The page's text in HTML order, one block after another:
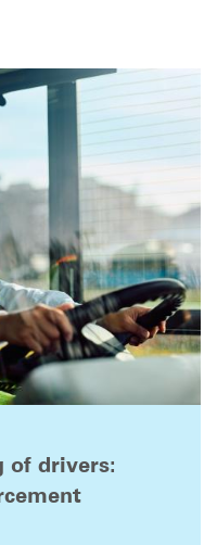
of drivers: